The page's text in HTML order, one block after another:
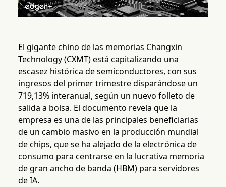
El gigante chino de las memorias Changxin
Technology (CXMT) está capitalizando una
escasez histórica de semiconductores, con sus
ingresos del primer trimestre disparándose un
719,13% interanual, según un nuevo folleto de
salida a bolsa. El documento revela que la
empresa es una de las principales beneficiarias
de un cambio masivo en la producción mundial
de chips, que se ha alejado de la electrónica de
consumo para centrarse en la lucrativa memoria
de gran ancho de banda (HBM) para servidores
de IA.